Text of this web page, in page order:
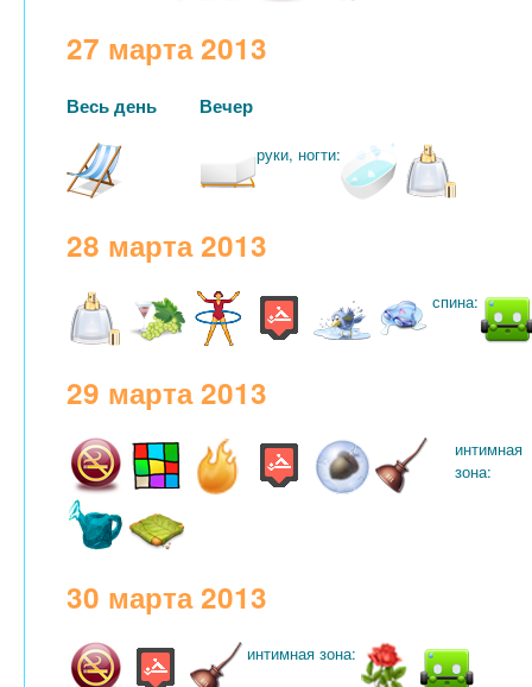
27 марта 2013
Весь день Вечер
руки, ногти:
28 марта 2013
спина:
29 марта 2013
интимная
зона:
30 марта 2013
интимная зона: